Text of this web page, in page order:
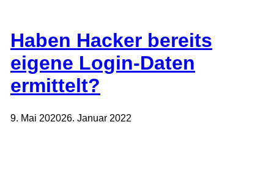
Haben Hacker bereits
eigene Login-Daten
ermittelt?
9. Mai 202026. Januar 2022